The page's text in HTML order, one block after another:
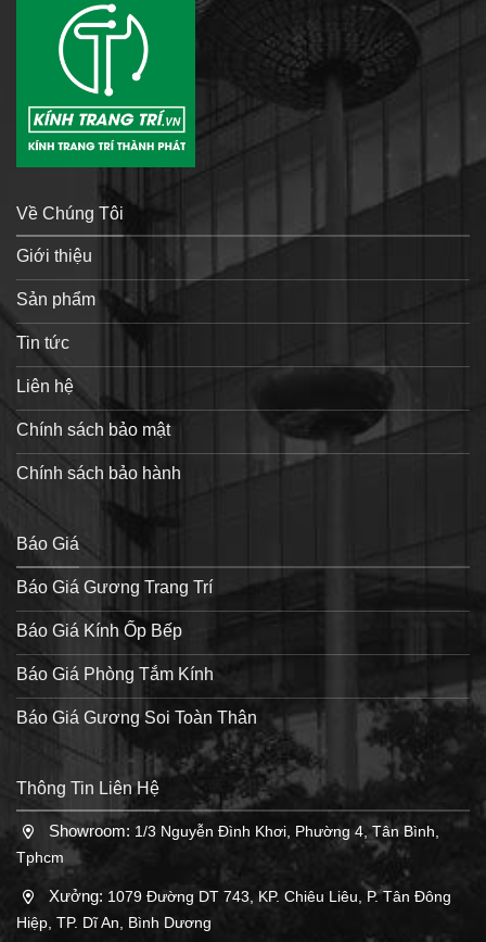
Về Chúng Tôi
Giới thiệu
Sản phẩm
Tin tức
Liên hệ
Chính sách bảo mật
Chính sách bảo hành
Báo Giá
Báo Giá Gương Trang Trí
Báo Giá Kính Ốp Bếp
Báo Giá Phòng Tắm Kính
Báo Giá Gương Soi Toàn Thân
Thông Tin Liên Hệ
Showroom: 1/3 Nguyễn Đình Khơi, Phường 4, Tân Bình,
Tphcm
Xưởng: 1079 Đường DT 743, KP. Chiêu Liêu, P. Tân Đông
Hiệp, TP. Dĩ An, Bình Dương